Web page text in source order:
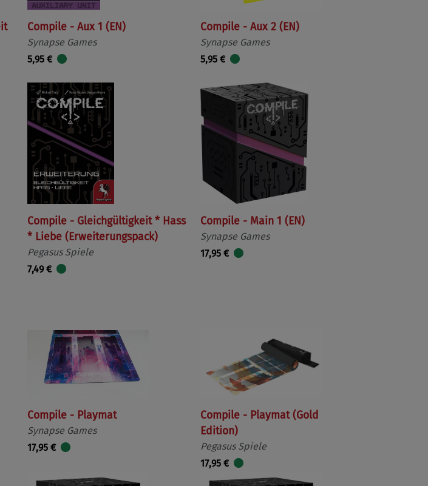
Compile - Aux 1 (EN)
Synapse Games
5,95 €
Compile - Aux 2 (EN)
Synapse Games
5,95 €
Compile - Gleichgültigkeit * Hass
* Liebe (Erweiterungspack)
Pegasus Spiele
7,49 €
Compile - Main 1 (EN)
Synapse Games
17,95 €
Compile - Playmat
Synapse Games
17,95 €
Compile - Playmat (Gold
Edition)
Pegasus Spiele
17,95 €